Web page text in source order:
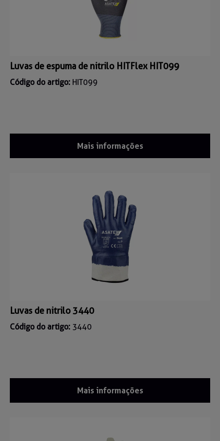
Luvas de espuma de nitrilo HITFlex HIT099
Código do artigo: HIT099
Mais informações
Luvas de nitrilo 3440
Código do artigo: 3440
Mais informações